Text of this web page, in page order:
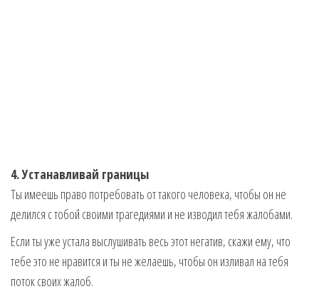
4. Устанавливай границы
Ты имеешь право потребовать от такого человека, чтобы он не
делился с тобой своими трагедиями и не изводил тебя жалобами.
Если ты уже устала выслушивать весь этот негатив, скажи ему, что
тебе это не нравится и ты не желаешь, чтобы он изливал на тебя
поток своих жалоб.